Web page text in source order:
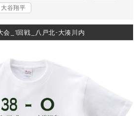
大谷翔平
会_1回戦_八戸北-大湊川内